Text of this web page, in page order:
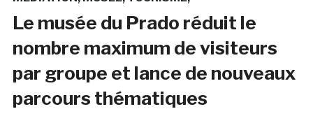
Le musée du Prado réduit le
nombre maximum de visiteurs
par groupe et lance de nouveaux
parcours thématiques